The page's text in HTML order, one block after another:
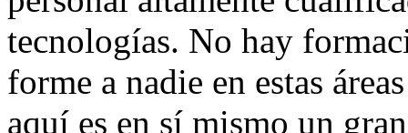
tecnologías. No hay
forme a nadie en estas
aquí es en sí mismo un